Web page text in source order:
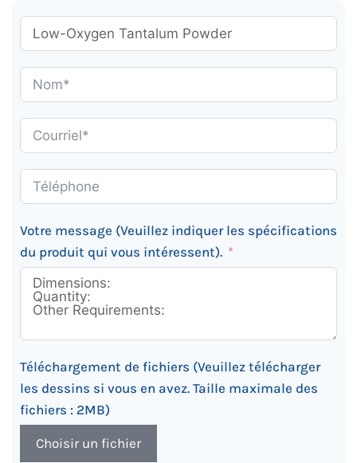
Votre message (Veuillez indiquer les spécifications
du produit qui vous intéressent).
Téléchargement de fichiers (Veuillez télécharger
les dessins si vous en avez. Taille maximale des
fichiers : 2MB)
Choisir un fichier